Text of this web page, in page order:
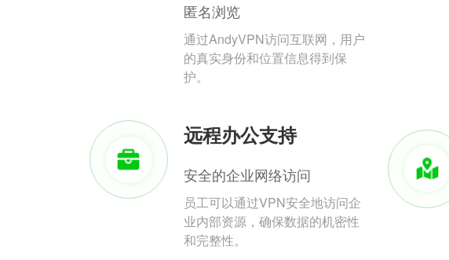
匿名浏览
通过AndyVPN访问互联网，用户
的真实身份和位置信息得到保
护。
远程办公支持
安全的企业网络访问
员工可以通过VPN安全地访问企
业内部资源，确保数据的机密性
和完整性。